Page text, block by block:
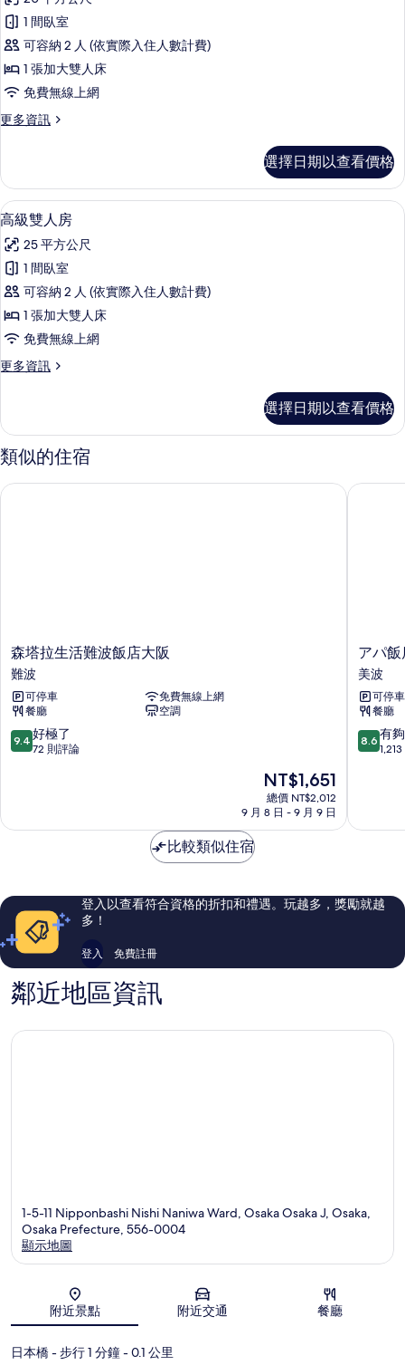
片
情
豪
華
雙
人
的
有
相
片
1 間臥室
可容納 2 人 (依實際入住人數計費)
1 張加大雙人床
免費無線上網
更多資訊
更
雙
人
房
詳
情
選擇日期以查看價格
顯
示
高
級
雙
人
的
有
相
片
高級雙人房 | 書桌、筆電工作空間、
10
高級雙人房
25 平方公尺
1 間臥室
可容納 2 人 (依實際入住人數計費)
1 張加大雙人床
免費無線上網
更多資訊
更
雙
人
房
詳
選擇日期以查看價格
類似的住宿
森
塔
拉
生
活
難
波
難
森塔拉生活難波飯店大阪
難波
可停車
免費無線上網
餐廳
空調
9.4
分，
好
則
評
9.4 好極了
72 則評論
現
在
價
NT$1,651
總價 NT$2,012
9 月 8 日 - 9 月 9 日
森塔拉生活難波飯店大阪
ア
パ
飯
店
〈難
波
站
アパ
美波
可停車
餐廳
8.6
分，
有
則
評
8.6 有
アパ飯
比較類似住宿
登入以查看符合資格的折扣和禮遇。玩越多，獎勵就越
多！
登入 免費註冊
鄰近地區資訊
1-5-11 Nipponbashi Nishi Naniwa Ward, Osaka Osaka J, Osaka,
Osaka Prefecture, 556-0004
顯示地圖
附近景點 附近交通 餐廳
日本橋- 步行 1 分鐘- 0.1 公里